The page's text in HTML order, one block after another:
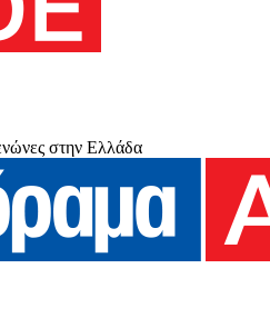
στην Ελλάδα